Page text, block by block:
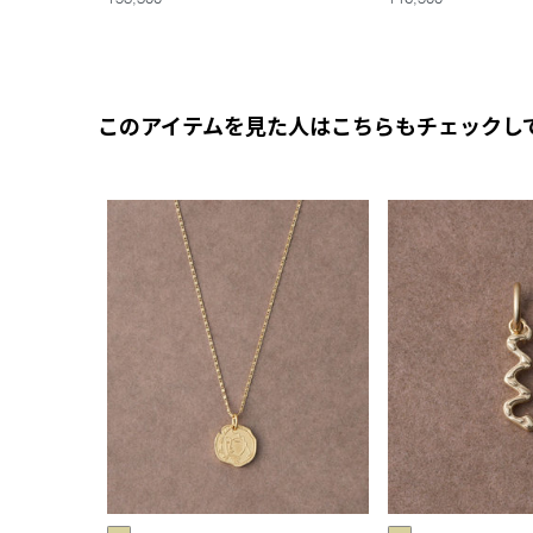
このアイテムを見た人はこちらもチェックし